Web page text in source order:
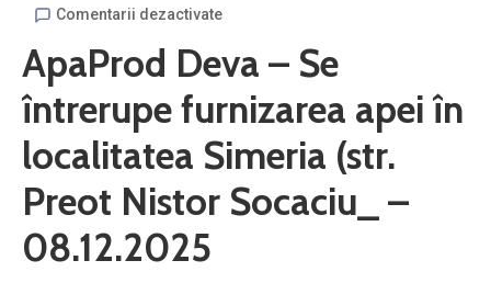
Comentarii dezactivate
ApaProd Deva – Se
întrerupe furnizarea apei în
localitatea Simeria (str.
Preot Nistor Socaciu_ –
08.12.2025